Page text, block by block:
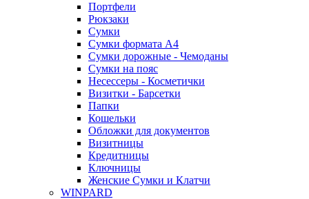
Портфели
Рюкзаки
Сумки
Сумки формата А4
Сумки дорожные - Чемоданы
Сумки на пояс
Несессеры - Косметички
Визитки - Барсетки
Папки
Кошельки
Обложки для документов
Визитницы
Кредитницы
Ключницы
Женские Сумки и Клатчи
WINPARD